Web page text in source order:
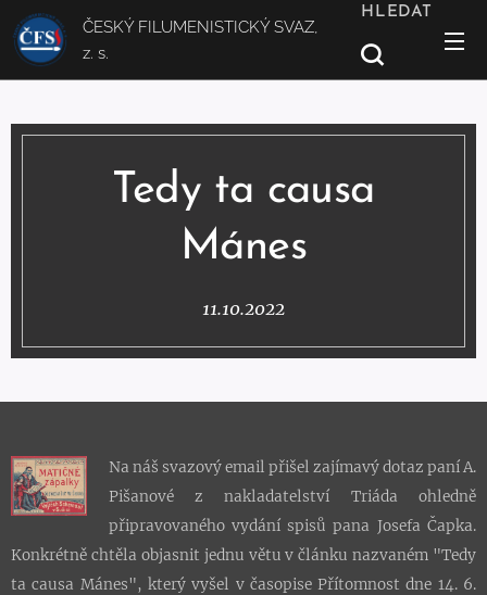
ČESKÝ FILUMENISTICKÝ SVAZ,
z. s.
HLEDAT
Tedy ta causa
Mánes
11.10.2022
Na náš svazový email přišel zajímavý dotaz paní A.
Pišanové z nakladatelství Triáda ohledně
připravovaného vydání spisů pana Josefa Čapka.
Konkrétně chtěla objasnit jednu větu v článku nazvaném "Tedy
ta causa Mánes", který vyšel v časopise Přítomnost dne 14. 6.